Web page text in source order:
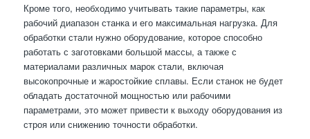
Кроме того, необходимо учитывать такие параметры, как
рабочий диапазон станка и его максимальная нагрузка. Для
обработки стали нужно оборудование, которое способно
работать с заготовками большой массы, а также с
материалами различных марок стали, включая
высокопрочные и жаростойкие сплавы. Если станок не будет
обладать достаточной мощностью или рабочими
параметрами, это может привести к выходу оборудования из
строя или снижению точности обработки.